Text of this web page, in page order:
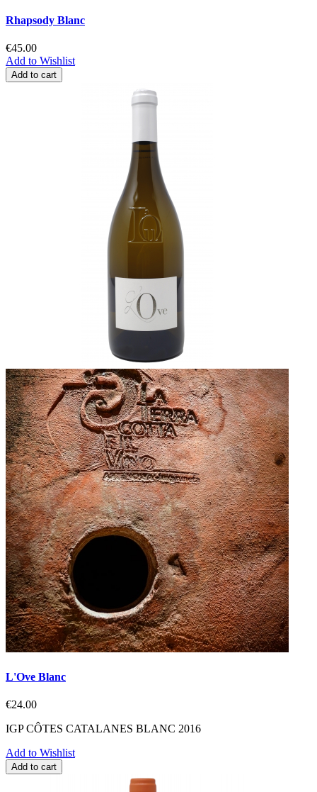
Rhapsody Blanc
€45.00
Add to Wishlist
Add to cart
L'Ove Blanc
€24.00
IGP CÔTES CATALANES BLANC 2016
Add to Wishlist
Add to cart